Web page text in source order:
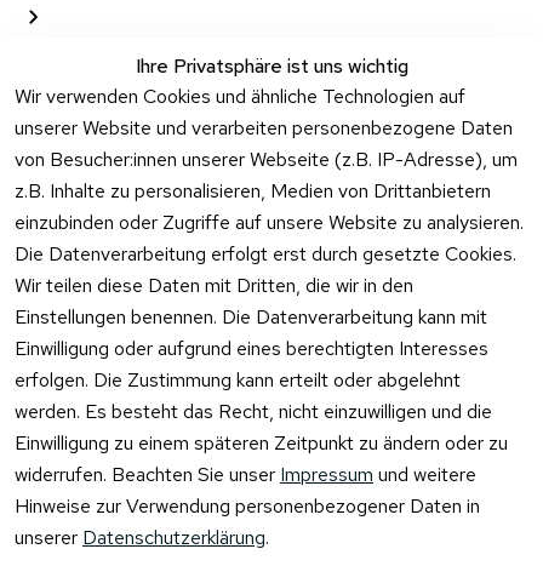
Ihre Privatsphäre ist uns wichtig
Wir verwenden Cookies und ähnliche Technologien auf
unserer Website und verarbeiten personenbezogene Daten
von Besucher:innen unserer Webseite (z.B. IP-Adresse), um
z.B. Inhalte zu personalisieren, Medien von Drittanbietern
einzubinden oder Zugriffe auf unsere Website zu analysieren.
Die Datenverarbeitung erfolgt erst durch gesetzte Cookies.
Wir teilen diese Daten mit Dritten, die wir in den
Einstellungen benennen. Die Datenverarbeitung kann mit
Einwilligung oder aufgrund eines berechtigten Interesses
erfolgen. Die Zustimmung kann erteilt oder abgelehnt
werden. Es besteht das Recht, nicht einzuwilligen und die
Einwilligung zu einem späteren Zeitpunkt zu ändern oder zu
widerrufen. Beachten Sie unser Impressum und weitere
Hinweise zur Verwendung personenbezogener Daten in
unserer Datenschutzerklärung.
Rechtliches
AGB
Impressum
Datenschutzer
klärung
Barrierefreiheit
serklärung
Kontakt
Kontakt
Registrieren